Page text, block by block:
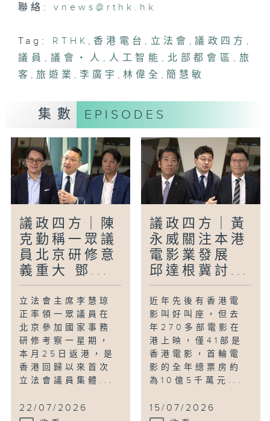
以多方合作，如推出演唱會門票與住宿、餐
以多進行高端拍賣會、國際會議、頂級奢侈
品發佈會等，以吸引旅客留港過夜。
選委界議員簡慧敏亦提出口頭質詢，關注政
共通元素，即教育、科技、人才、產業同城
城市建設元素是相當重要，因為有產業落戶
才能令經濟發展和整個區域「活起來」。人
工智能發展、高端專業服務等產業都可以是
將來產業落戶的方向。特區政府亦可邀請在
生命健康、人工智能及前沿科技方面尤為出
今集「議會‧人」訪問了勞工界議員李廣
宇。近年人工智能發展迅速，社會開始關注
AI會否取代個別工種的人手。本身是資訊
科技專業人士的李廣宇說，人工智能不可
怕，要學習如何掌控AI；他建議政府在支
援中小企轉型的同時亦關顧對員工的相關培
訓。
聯絡:vnews@rthk.hk
Tag: RTHK , 香港電台 , 立法會 , 議政四方 ,
議員 , 議會‧人 , 人工智能 , 北部都會區 , 旅
客 ,旅遊業 , 李廣宇 ,林偉全 , 簡慧敏
集數 EPISODES
議政四方｜陳
克勤稱一眾議
員北京研修意
義重大 鄧...
立法會主席李慧琼
正率領一眾議員在
北京參加國家事務
研修考察一星期，
本月25日返港，是
香港回歸以來首次
立法會議員集體...
22/07/2026
議政四方｜黃
永威關注本港
電影業發展
邱達根冀討...
近年先後有香港電
影叫好叫座，但去
年270多部電影在
港上映，僅41部是
香港電影，首輪電
影的全年總票房約
為10億5千萬元...
15/07/2026